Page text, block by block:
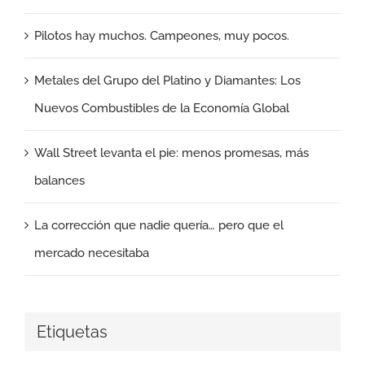
Pilotos hay muchos. Campeones, muy pocos.
Metales del Grupo del Platino y Diamantes: Los
Nuevos Combustibles de la Economía Global
Wall Street levanta el pie: menos promesas, más
balances
La corrección que nadie quería… pero que el
mercado necesitaba
Etiquetas